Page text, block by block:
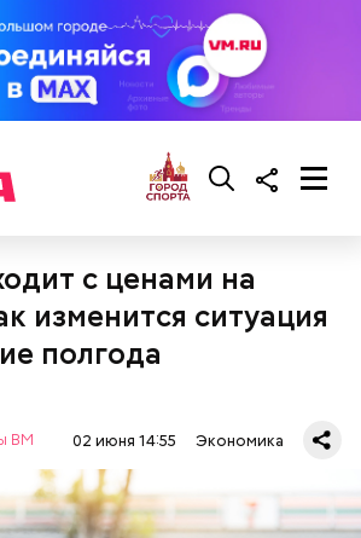
с ценами на
изменится ситуация
полгода
ВМ 02 июня 14:55 Экономика
цифровые рубли
с базовой лицензией.